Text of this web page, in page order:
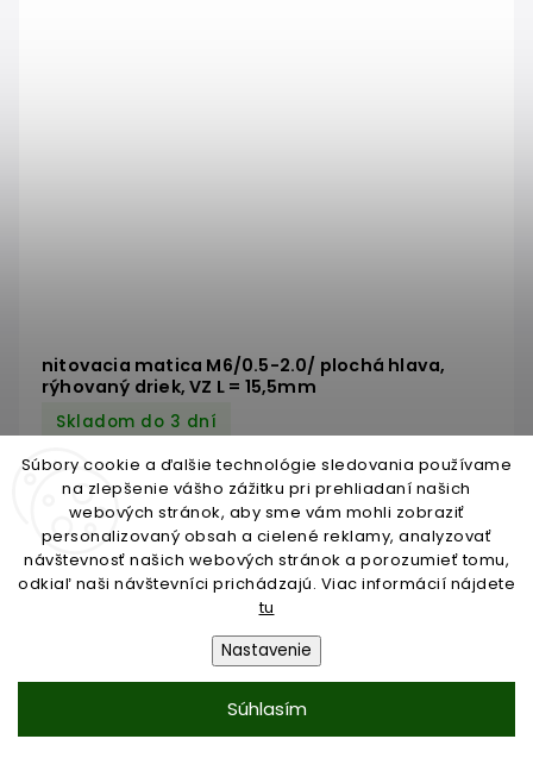
Súbory cookie a ďalšie technológie sledovania používame
na zlepšenie vášho zážitku pri prehliadaní našich
webových stránok, aby sme vám mohli zobraziť
personalizovaný obsah a cielené reklamy, analyzovať
návštevnosť našich webových stránok a porozumieť tomu,
odkiaľ naši návštevníci prichádzajú. Viac informácií nájdete
tu
Nastavenie
Súhlasím
nitovacia matica M6/0.5-2.0/ plochá hlava,
rýhovaný driek, VZ L = 15,5mm
Skladom do 3 dní
€0,09 bez DPH
€0,11/ KS
Do košíka